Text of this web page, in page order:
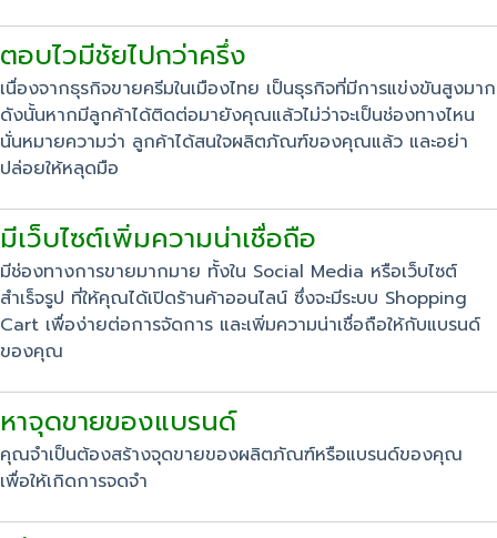
ตอบไวมีชัยไปกว่าครึ่ง
เนื่องจากธุรกิจขายครีมในเมืองไทย เป็นธุรกิจที่มีการแข่งขันสูงมาก
ดังนั้นหากมีลูกค้าได้ติดต่อมายังคุณแล้วไม่ว่าจะเป็นช่องทางไหน
นั่นหมายความว่า ลูกค้าได้สนใจผลิตภัณฑ์ของคุณแล้ว และอย่า
ปล่อยให้หลุดมือ
มีเว็บไซต์เพิ่มความน่าเชื่อถือ
มีช่องทางการขายมากมาย ทั้งใน Social Media หรือเว็บไซต์
สำเร็จรูป ที่ให้คุณได้เปิดร้านค้าออนไลน์ ซึ่งจะมีระบบ Shopping
Cart เพื่อง่ายต่อการจัดการ และเพิ่มความน่าเชื่อถือให้กับแบรนด์
ของคุณ
หาจุดขายของแบรนด์
คุณจำเป็นต้องสร้างจุดขายของผลิตภัณฑ์หรือแบรนด์ของคุณ
เพื่อให้เกิดการจดจำ